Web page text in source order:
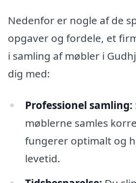
Nedenfor er nogle af de
opgaver og fordele, et
i samling af møbler i
dig med:
Professionel samling:
møblerne samles
fungerer optimalt og
levetid.